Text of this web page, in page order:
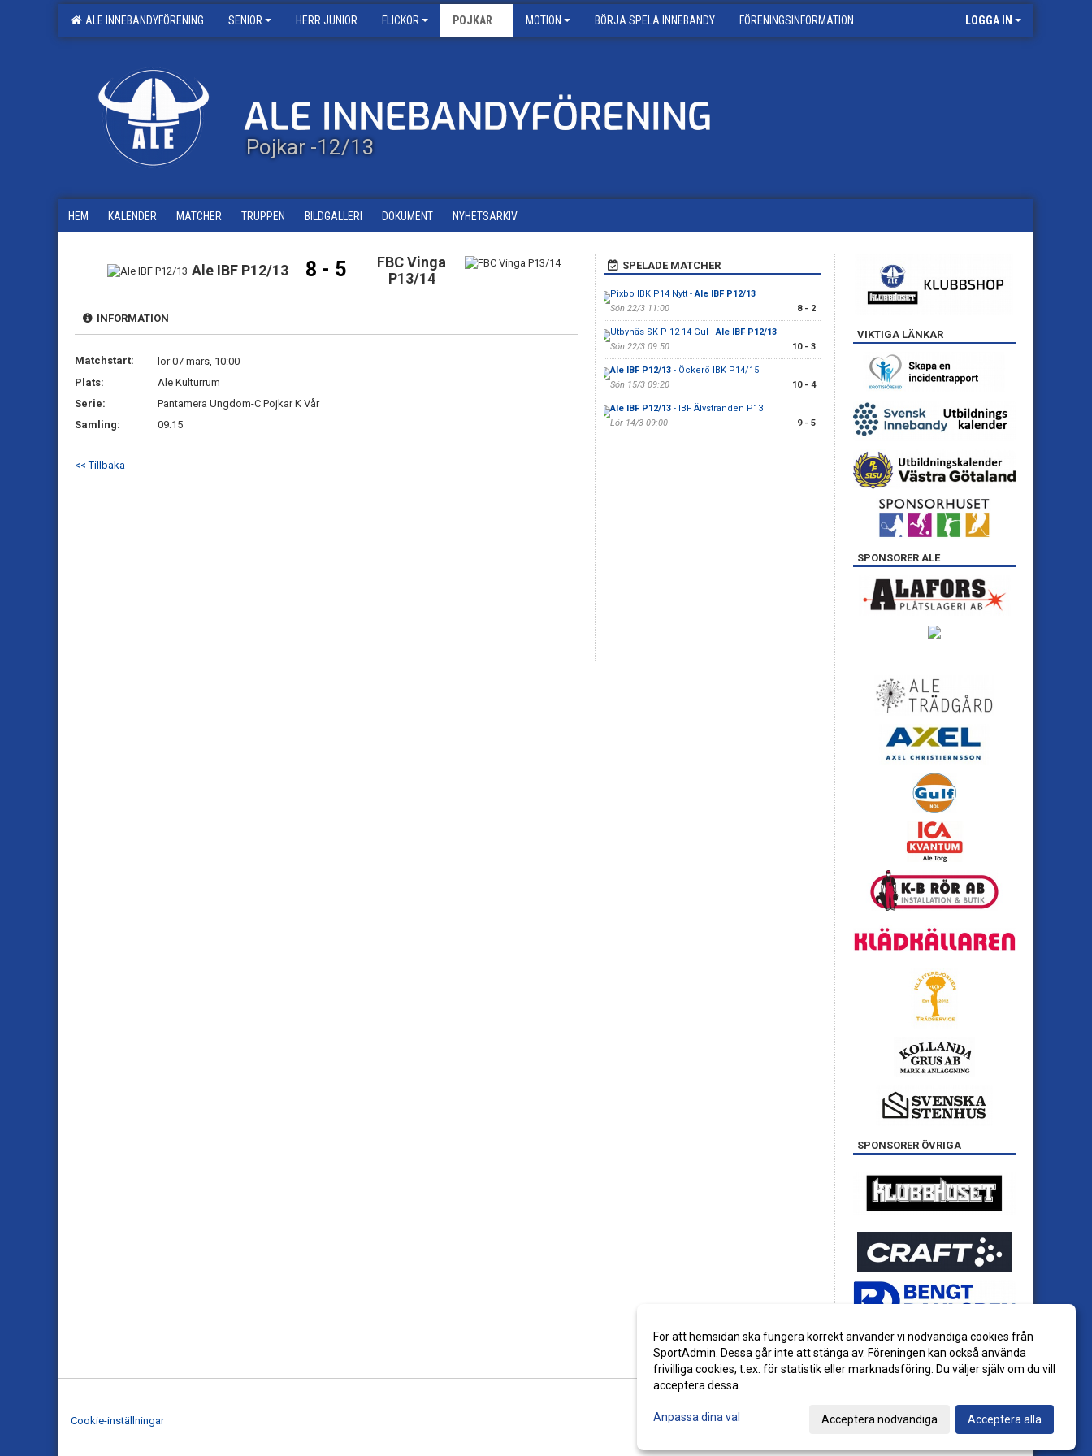
ALE INNEBANDYFÖRENING SENIOR HERR JUNIOR FLICKOR POJKAR MOTION BÖRJA SPELA INNEBANDY FÖRENINGSINFORMATION LOGGA IN
Pojkar -12/13
HEM KALENDER MATCHER TRUPPEN BILDGALLERI DOKUMENT NYHETSARKIV
Ale IBF P12/13 8 - 5
FBC Vinga
P13/14
INFORMATION
Matchstart:
lör 07 mars, 10:00
Plats:
Ale Kulturrum
Serie:
Pantamera Ungdom-C Pojkar K Vår
Samling:
09:15
<< Tillbaka
SPELADE MATCHER
Pixbo IBK P14 Nytt -Ale IBF P12/13
Sön 22/3 11:00
8 - 2
Utbynäs SK P 12-14 Gul -Ale IBF P12/13
Sön 22/3 09:50
10 - 3
Ale IBF P12/13- Öckerö IBK P14/15
Sön 15/3 09:20
10 - 4
Ale IBF P12/13- IBF Älvstranden P13
Lör 14/3 09:00
9 - 5
VIKTIGA LÄNKAR
SPONSORER ALE
SPONSORER ÖVRIGA
Cookie-inställningar
För att hemsidan ska fungera korrekt använder vi nödvändiga cookies från
SportAdmin. Dessa går inte att stänga av. Föreningen kan också använda
frivilliga cookies, t.ex. för statistik eller marknadsföring. Du väljer själv om du vill
acceptera dessa.
Anpassa dina val Acceptera nödvändiga Acceptera alla